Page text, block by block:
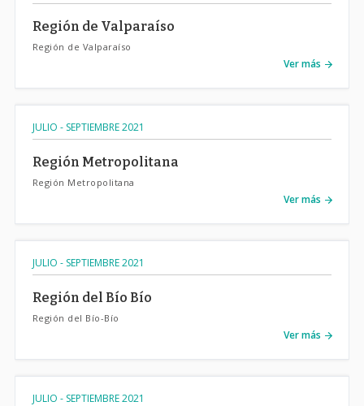
Región de Valparaíso
Región de Valparaíso
Ver más
JULIO - SEPTIEMBRE 2021
Región Metropolitana
Región Metropolitana
Ver más
JULIO - SEPTIEMBRE 2021
Región del Bío Bío
Región del Bío-Bío
Ver más
JULIO - SEPTIEMBRE 2021